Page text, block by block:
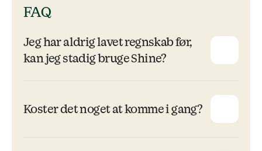
FAQ
Jeg har aldrig lavet regnskab før,
kan jeg stadig bruge Shine?
Koster det noget at komme i gang?